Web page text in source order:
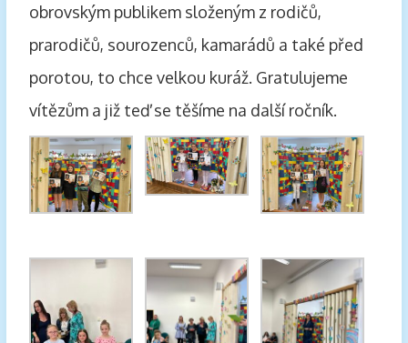
obrovským publikem složeným z rodičů,
prarodičů, sourozenců, kamarádů a také před
porotou, to chce velkou kuráž. Gratulujeme
vítězům a již teď se těšíme na další ročník.